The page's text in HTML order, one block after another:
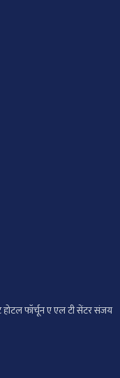
होटल फॉर्चून ए एल टी सेंटर संजय